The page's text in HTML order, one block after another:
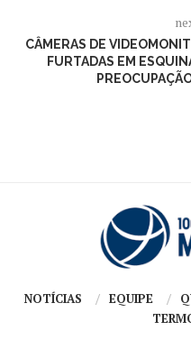
CÂMERAS DE
FURTADAS EM
NOTÍCIAS EQUIPE